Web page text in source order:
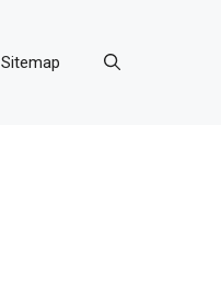
Sitemap